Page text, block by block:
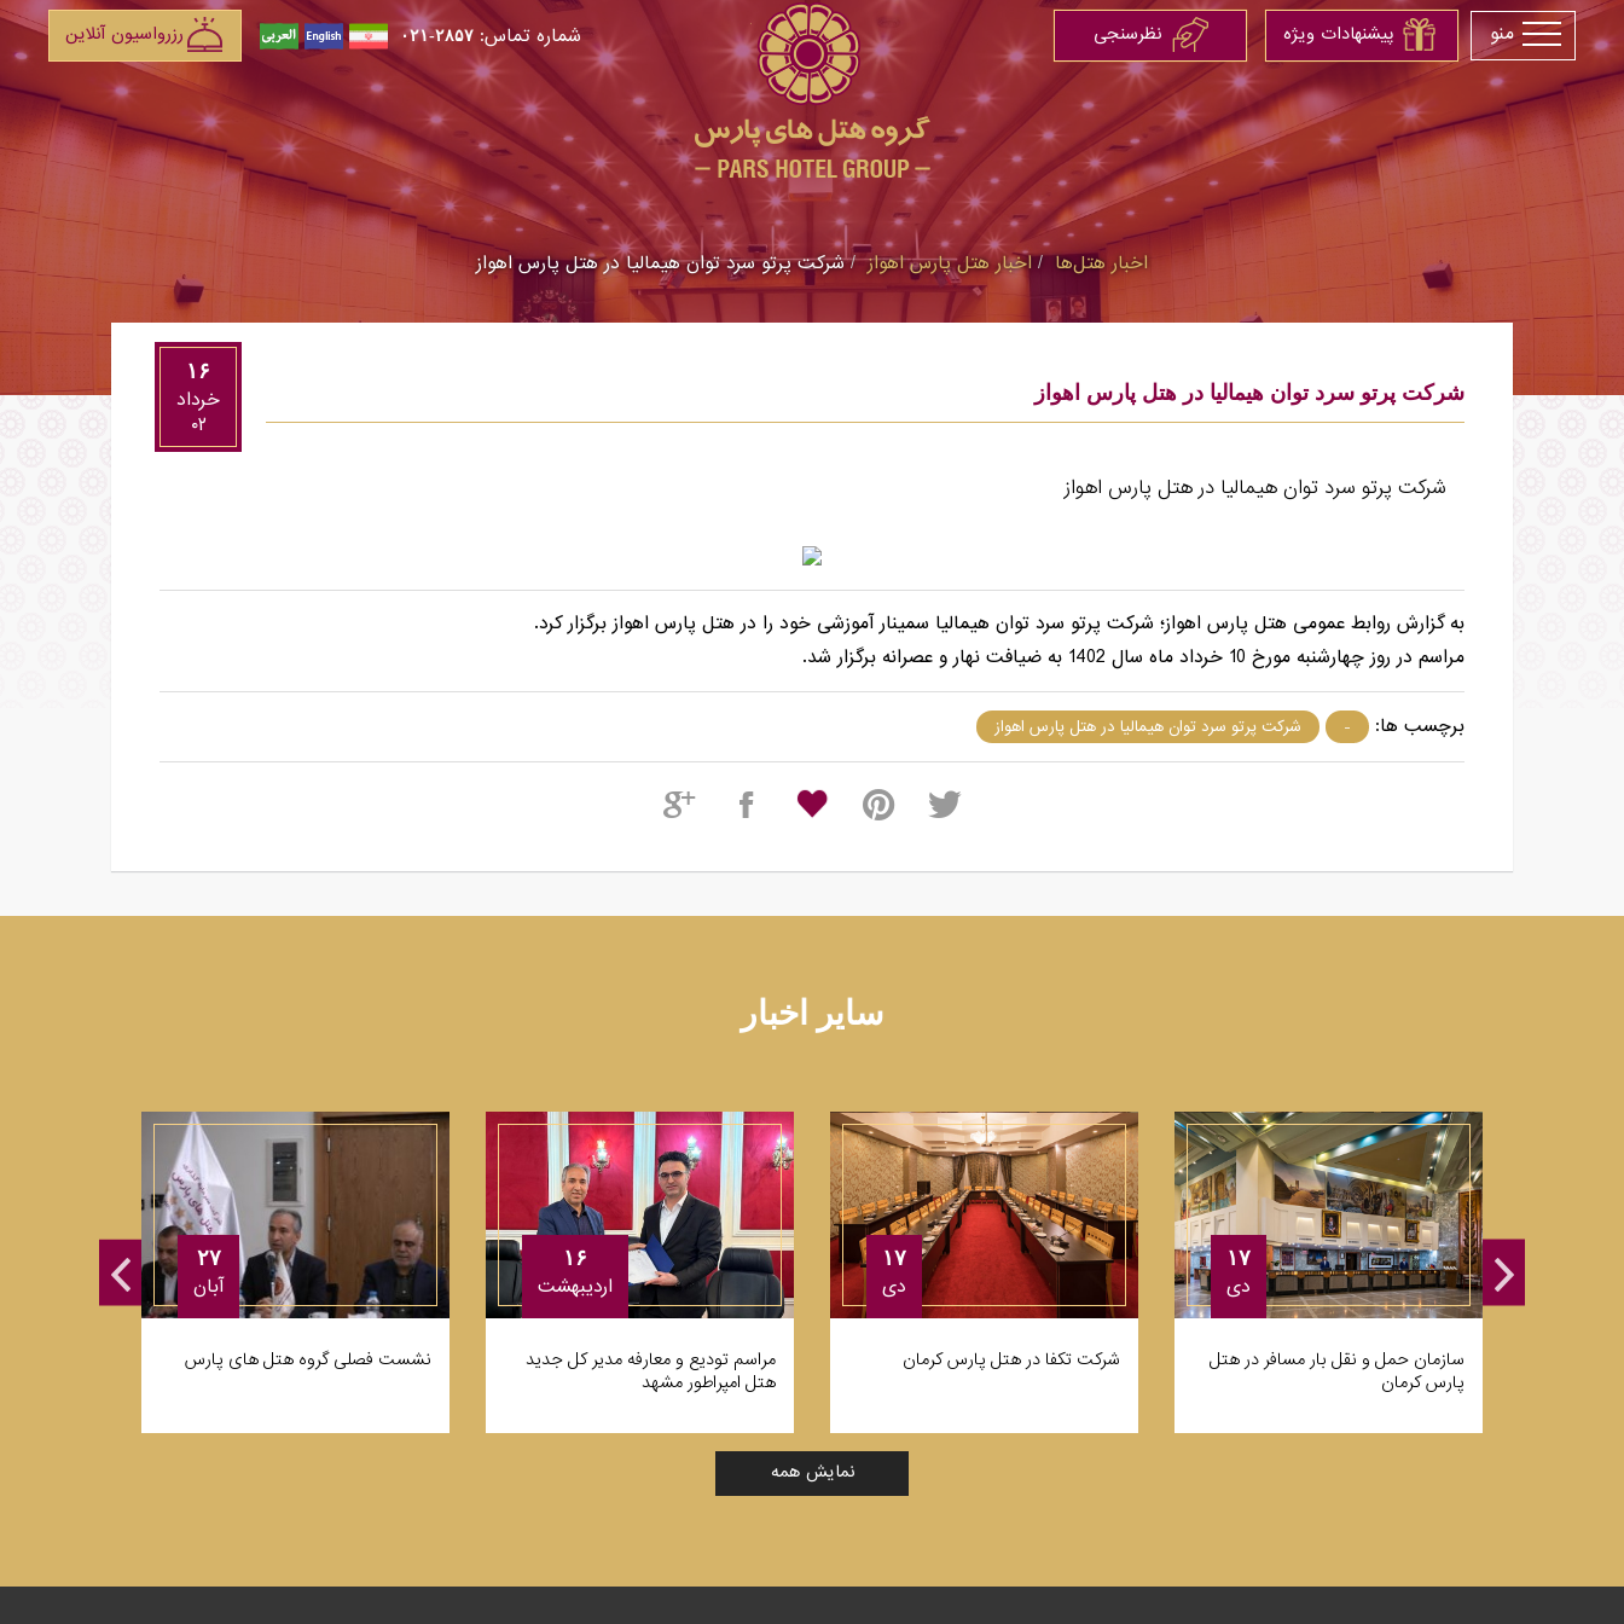
منو پیشنهادات ویژه نظرسنجی شماره تماس: ۲۸۵۷-۰۲۱ رزرواسیون آنلاین
اخبار هتل‌ها اخبار هتل پارس اهواز شرکت پرتو سرد توان هیمالیا در هتل پارس اهواز
شرکت پرتو سرد توان هیمالیا در هتل پارس اهواز
۱۶
خرداد
۰۲
شرکت پرتو سرد توان هیمالیا در هتل پارس اهواز
به گزارش روابط عمومی هتل پارس اهواز؛ شرکت پرتو سرد توان هیمالیا سمینار آموزشی خود را در هتل پارس اهواز برگزار کرد.
مراسم در روز چهارشنبه مورخ 10 خرداد ماه سال 1402 به ضیافت نهار و عصرانه برگزار شد.
برچسب ها: - شرکت پرتو سرد توان هیمالیا در هتل پارس اهواز
سایر اخبار
۲۷
آبان
نشست فصلی گروه هتل های پارس
۱۶
ارديبهشت
مراسم تودیع و معارفه مدیر کل جدید
هتل امپراطور مشهد
۱۷
دی
شرکت تکفا در هتل پارس کرمان
۱۷
دی
سازمان حمل و نقل بار مسافر در هتل
پارس کرمان
نمایش همه